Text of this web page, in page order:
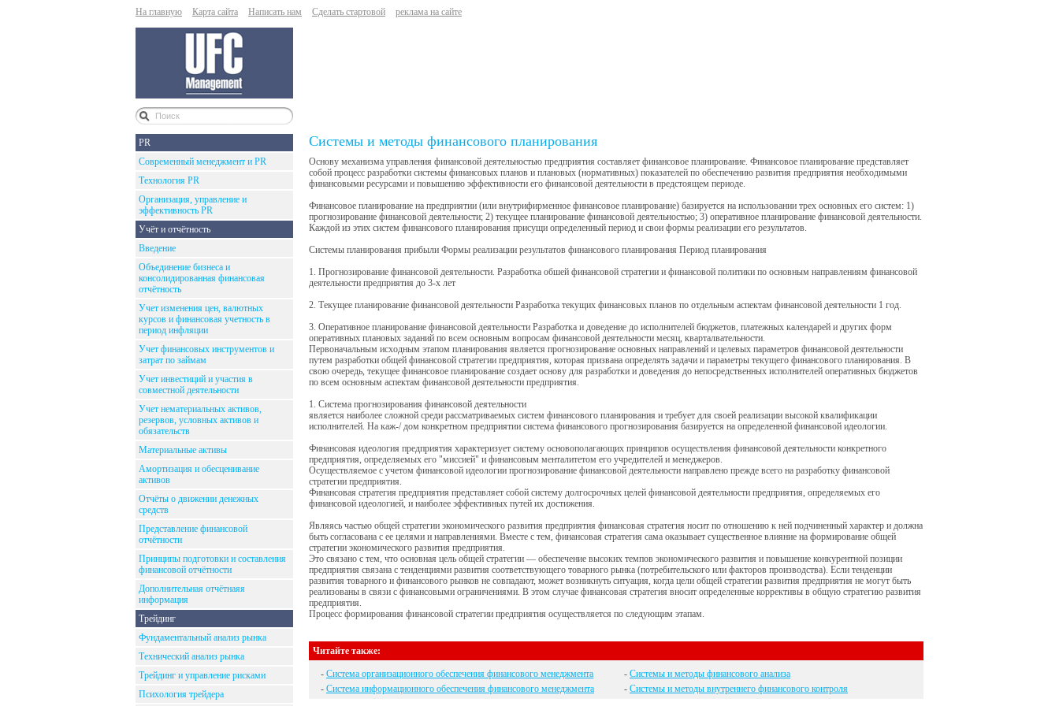
На главную Карта сайта Написать нам Сделать стартовой реклама на сайте
PR
Современный менеджмент и PR
Технология PR
Организация, управление и
эффективность PR
Учёт и отчётность
Введение
Объединение бизнеса и
консолидированная финансовая
отчётность
Учет изменения цен, валютных
курсов и финансовая учетность в
период инфляции
Учет финансовых инструментов и
затрат по займам
Учет инвестиций и участия в
совместной деятельности
Учет нематериальных активов,
резервов, условных активов и
обязательств
Материальные активы
Амортизация и обесценивание
активов
Отчёты о движении денежных
средств
Представление финансовой
отчётности
Принципы подготовки и составления
финансовой отчётности
Дополнительная отчётнаяя
информация
Трейдинг
Фундаментальный анализ рынка
Технический анализ рынка
Трейдинг и управление рисками
Психология трейдера
Системы и методы финансового планирования
Основу механизма управления финансовой деятельностью предприятия составляет финансовое планирование. Финансовое планирование представляет
собой процесс разработки системы финансовых планов и плановых (нормативных) показателей по обеспечению развития предприятия необходимыми
финансовыми ресурсами и повышению эффективности его финансовой деятельности в предстоящем периоде.
Финансовое планирование на предприятии (или внутрифирменное финансовое планирование) базируется на использовании трех основных его систем: 1)
прогнозирование финансовой деятельности; 2) текущее планирование финансовой деятельностью; 3) оперативное планирование финансовой деятельности.
Каждой из этих систем финансового планирования присущи определенный период и свои формы реализации его результатов.
Системы планирования прибыли Формы реализации результатов финансового планирования Период планирования
1. Прогнозирование финансовой деятельности. Разработка обшей финансовой стратегии и финансовой политики по основным направлениям финансовой
деятельности предприятия до 3-х лет
2. Текущее планирование финансовой деятельности Разработка текущих финансовых планов по отдельным аспектам финансовой деятельности 1 год.
3. Оперативное планирование финансовой деятельности Разработка и доведение до исполнителей бюджетов, платежных календарей и других форм
оперативных плановых заданий по всем основным вопросам финансовой деятельности месяц, кварталвательности.
Первоначальным исходным этапом планирования является прогнозирование основных направлений и целевых параметров финансовой деятельности
путем разработки общей финансовой стратегии предприятия, которая призвана определять задачи и параметры текущего финансового планирования. В
свою очередь, текущее финансовое планирование создает основу для разработки и доведения до непосредственных исполнителей оперативных бюджетов
по всем основным аспектам финансовой деятельности предприятия.
1. Система прогнозирования финансовой деятельности
является наиболее сложной среди рассматриваемых систем финансового планирования и требует для своей реализации высокой квалификации
исполнителей. На каж-/ дом конкретном предприятии система финансового прогнозирования базируется на определенной финансовой идеологии.
Финансовая идеология предприятия характеризует систему основополагающих принципов осуществления финансовой деятельности конкретного
предприятия, определяемых его "миссией" и финансовым менталитетом его учредителей и менеджеров.
Осуществляемое с учетом финансовой идеологии прогнозирование финансовой деятельности направлено прежде всего на разработку финансовой
стратегии предприятия.
Финансовая стратегия предприятия представляет собой систему долгосрочных целей финансовой деятельности предприятия, определяемых его
финансовой идеологией, и наиболее эффективных путей их достижения.
Являясь частью общей стратегии экономического развития предприятия финансовая стратегия носит по отношению к ней подчиненный характер и должна
быть согласована с ее целями и направлениями. Вместе с тем, финансовая стратегия сама оказывает существенное влияние на формирование общей
стратегии экономического развития предприятия.
Это связано с тем, что основная цель общей стратегии — обеспечение высоких темпов экономического развития и повышение конкурентной позиции
предприятия связана с тенденциями развития соответствующего товарного рынка (потребительского или факторов производства). Если тенденции
развития товарного и финансового рынков не совпадают, может возникнуть ситуация, когда цели общей стратегии развития предприятия не могут быть
реализованы в связи с финансовыми ограничениями. В этом случае финансовая стратегия вносит определенные коррективы в общую стратегию развития
предприятия.
Процесс формирования финансовой стратегии предприятия осуществляется по следующим этапам.
Читайте также:
- Система организационного обеспечения финансового менеджмента
- Система информационного обеспечения финансового менеджмента
- Системы и методы финансового анализа
- Системы и методы внутреннего финансового контроля